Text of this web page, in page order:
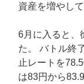
資産を増やし
6月に入ると、
た。 バトル終
止レートを
は83円から